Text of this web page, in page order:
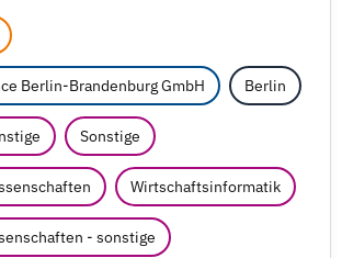
Berlin-Brandenburg GmbH Berlin
Sonstige
Wirtschaftsinformatik
- sonstige